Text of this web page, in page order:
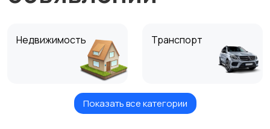
Недвижимость Транспорт
Вакансии
Показать все категории